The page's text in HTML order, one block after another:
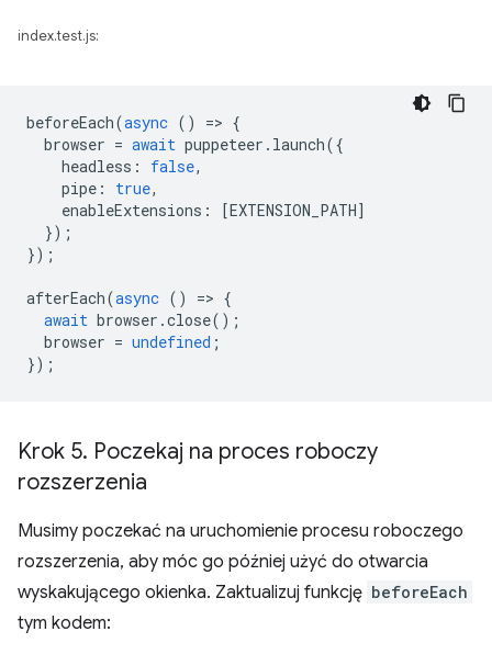
index.test.js:
beforeEach(async () => {
browser = await puppeteer . launch({
headless : false,
pipe : true,
enableExtensions : [EXTENSION_PATH]
});
});
afterEach(async () => {
await browser .close();
browser = undefined ;
});
Krok 5. Poczekaj na proces roboczy
rozszerzenia
Musimy poczekać na uruchomienie procesu roboczego
rozszerzenia, aby móc go później użyć do otwarcia
wyskakującego okienka. Zaktualizuj funkcję beforeEach
tym kodem: